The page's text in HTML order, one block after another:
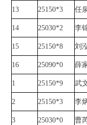
13 25150*3 任
14 25030*2 李
15 25150*8 刘
16 25090*0 薛
1 25150*9 武
2 25150*3 李
3 25030*0 曹